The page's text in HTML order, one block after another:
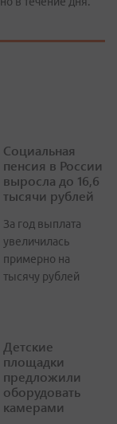
Социальная
пенсия в России
выросла до 16,6
тысячи рублей
За год выплата
увеличилась
примерно на
тысячу рублей
Детские
площадки
предложили
оборудовать
камерами